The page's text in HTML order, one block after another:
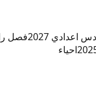
2027 فصل
احياء